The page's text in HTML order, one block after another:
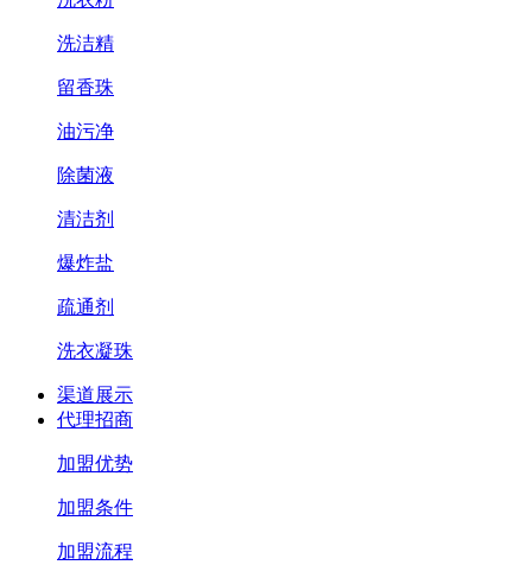
洗洁精
留香珠
油污净
除菌液
清洁剂
爆炸盐
疏通剂
洗衣凝珠
渠道展示
代理招商
加盟优势
加盟条件
加盟流程